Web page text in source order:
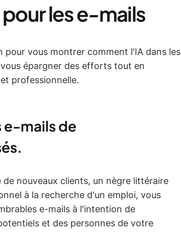
les e-mails
pour vous montrer comment l'IA dans les
épargner des efforts tout en
professionnelle.
e-mails de
nouveaux clients, un nègre littéraire
à la recherche d'un emploi, vous
e-mails à l'intention de
et des personnes de votre